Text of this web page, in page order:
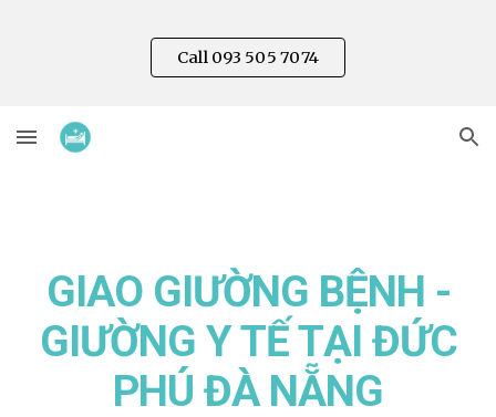
Skip to main content
Skip to navigation
Call 093 505 7074
GIAO GIƯỜNG BỆNH -
GIƯỜNG Y TẾ TẠI ĐỨC
PHÚ ĐÀ NẴNG